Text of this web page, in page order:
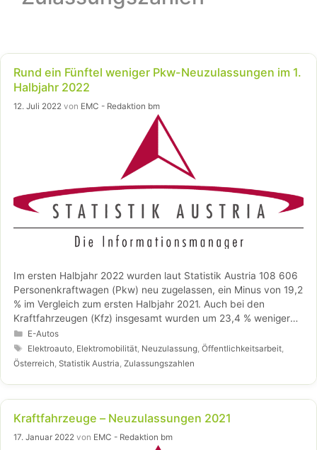
Rund ein Fünftel weniger Pkw-Neuzulassungen im 1.
Halbjahr 2022
12. Juli 2022 von EMC - Redaktion bm
Im ersten Halbjahr 2022 wurden laut Statistik Austria 108 606
Personenkraftwagen (Pkw) neu zugelassen, ein Minus von 19,2
% im Vergleich zum ersten Halbjahr 2021. Auch bei den
Kraftfahrzeugen (Kfz) insgesamt wurden um 23,4 % weniger
Neuzulassungen (159 937) gemeldet.
Kategorien
E-Autos
Schlagwörter
Elektroauto, Elektromobilität, Neuzulassung,Öffentlichkeitsarbeit,
Österreich, Statistik Austria, Zulassungszahlen
Kraftfahrzeuge – Neuzulassungen 2021
17. Januar 2022 von EMC - Redaktion bm